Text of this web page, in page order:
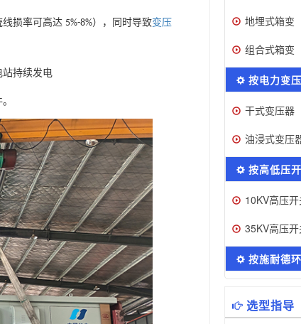
损率可高达 5%-8%），同时导致变压
站持续发电
地埋式箱变
组合式箱变
按电力变
干式变压器
油浸式变压
按高低压
10KV高压
35KV高压
按施耐德
选型指导